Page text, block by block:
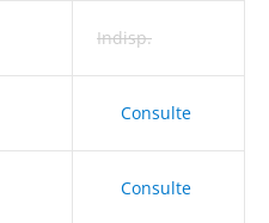
Indisp.
Consulte
Consulte